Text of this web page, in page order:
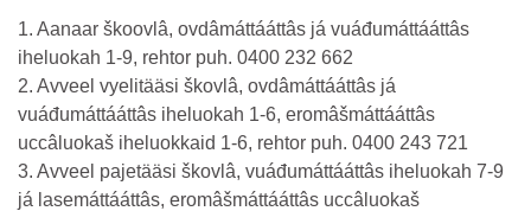
1. Aanaar škoovlâ, ovdâmáttááttâs já vuáđumáttááttâs
iheluokah 1-9, rehtor puh. 0400 232 662
2. Avveel vyelitääsi škovlâ, ovdâmáttááttâs já
vuáđumáttááttâs iheluokah 1-6, eromâšmáttááttâs
uccâluokaš iheluokkaid 1-6, rehtor puh. 0400 243 721
3. Avveel pajetääsi škovlâ, vuáđumáttááttâs iheluokah 7-9
já lasemáttááttâs, eromâšmáttááttâs uccâluokaš